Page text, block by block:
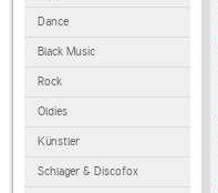
Dance
Black Music
Rock
Oldies
Künstler
Schlager & Discofox